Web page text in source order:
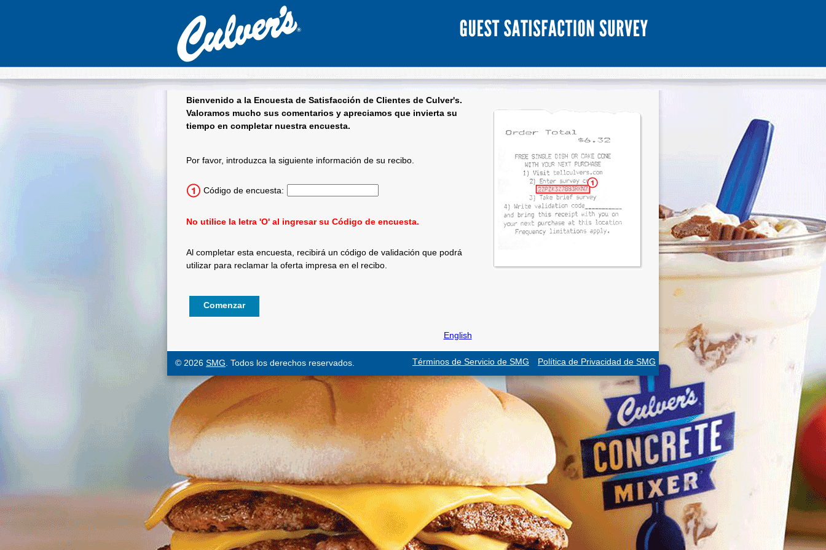
Bienvenido a la Encuesta de Satisfacción de Clientes de Culver's.
Valoramos mucho sus comentarios y apreciamos que invierta su
tiempo en completar nuestra encuesta.
Culver's Encuesta de satisfacción del cliente - Bienvenido
Por favor, introduzca la siguiente información de su recibo.
Código de encuesta:
No utilice la letra 'O' al ingresar su Código de encuesta.
Al completar esta encuesta, recibirá un código de validación que podrá
utilizar para reclamar la oferta impresa en el recibo.
English
Política de Privacidad de SMG
Términos de Servicio de SMG
© 2026 SMG . Todos los derechos reservados.